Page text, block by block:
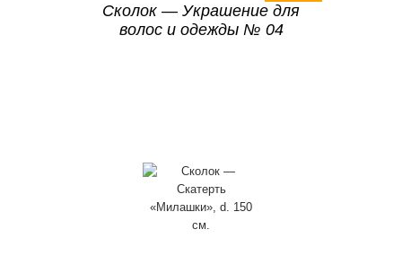
Сколок — Украшение для
волос и одежды № 04